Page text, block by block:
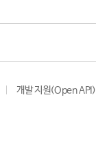
개발 지원(Open API)